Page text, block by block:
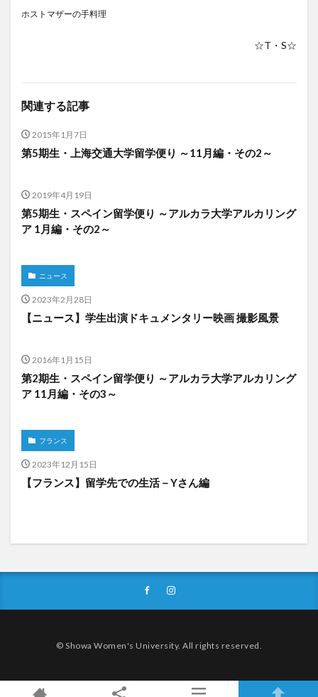
ホストマザーの手料理
☆T・S☆
関連する記事
2015年1月7日
第5期生・上海交通大学留学便り ～11月編・その2～
2019年4月19日
第5期生・スペイン留学便り ～アルカラ大学アルカリング
ア 1月編・その2～
ニュース
2023年2月28日
【ニュース】学生出演ドキュメンタリー映画 撮影風景
2016年1月15日
第2期生・スペイン留学便り ～アルカラ大学アルカリング
ア 11月編・その3～
フランス
2023年12月15日
【フランス】留学先での生活－Yさん編
© Showa Women's University. All rights reserved.